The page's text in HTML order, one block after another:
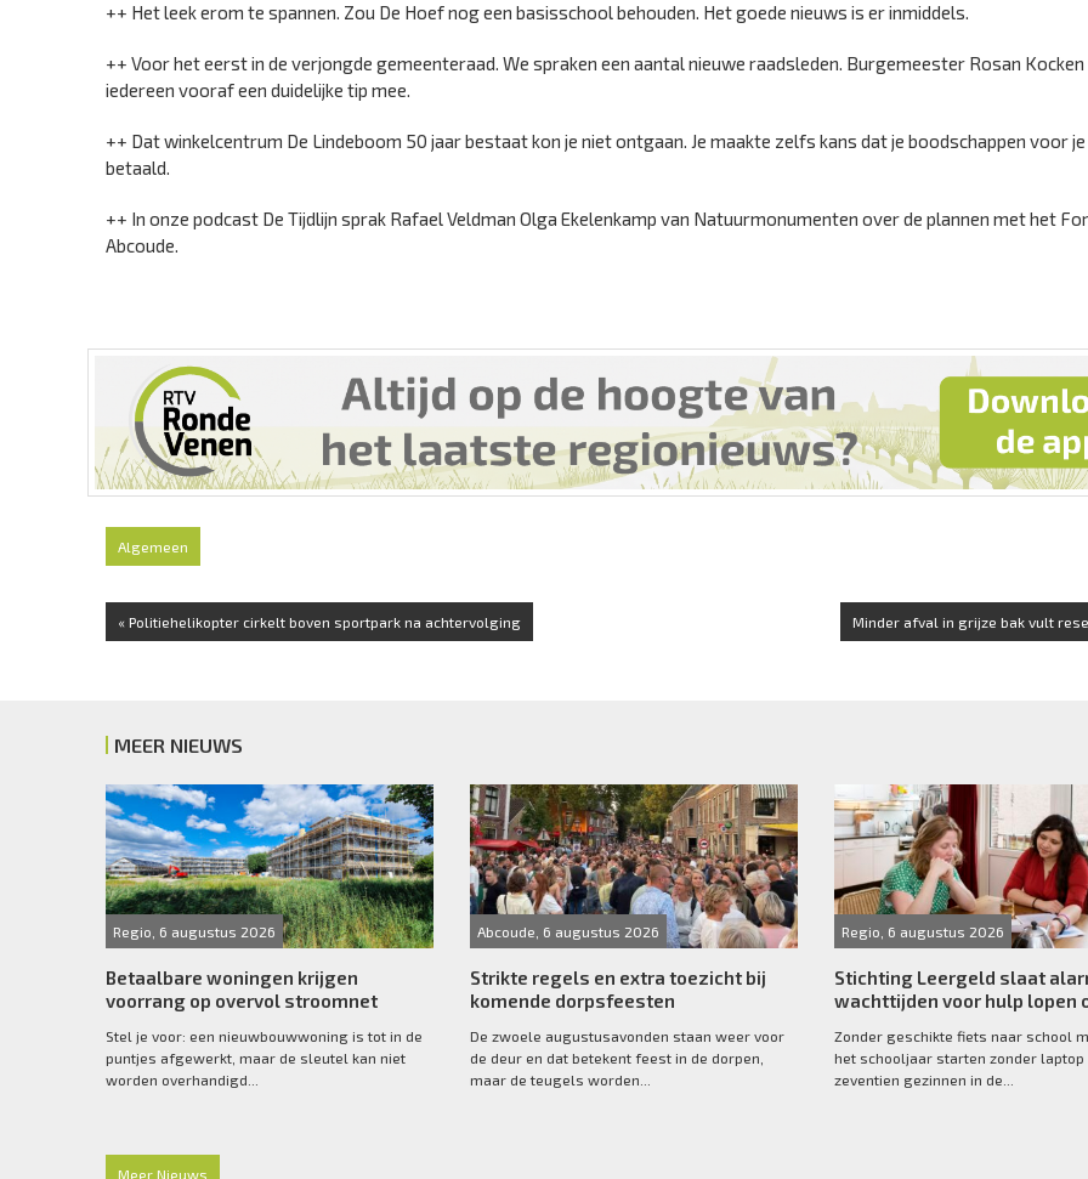
++ Het leek erom te spannen. Zou De Hoef nog een basisschool behouden. Het goede nieuws is er inmiddels.
++ Voor het eerst in de verjongde gemeenteraad. We spraken een aantal nieuwe raadsleden. Burgemeester Rosan
iedereen vooraf een duidelijke tip mee.
++ Dat winkelcentrum De Lindeboom 50 jaar bestaat kon je niet ontgaan. Je maakte zelfs kans dat je boodschappen voor
betaald.
++ In onze podcast De Tijdlijn sprak Rafael Veldman Olga Ekelenkamp van Natuurmonumenten over de plannen met het
Abcoude.
Algemeen
« Politiehelikopter cirkelt boven sportpark na achtervolging Minder afval in grijze bak vult
MEER NIEUWS
Regio, 6 augustus 2026
Betaalbare woningen krijgen
voorrang op overvol stroomnet
Stel je voor: een nieuwbouwwoning is tot in de
puntjes afgewerkt, maar de sleutel kan niet
worden overhandigd...
Abcoude, 6 augustus 2026
Strikte regels en extra toezicht bij
komende dorpsfeesten
De zwoele augustusavonden staan weer voor
de deur en dat betekent feest in de dorpen,
maar de teugels worden...
Regio, 6 augustus 2026
Stichting Leergeld slaat
wachttijden voor hulp lopen
Zonder geschikte fiets naar school
het schooljaar starten zonder laptop
zeventien gezinnen in de...
Meer Nieuws